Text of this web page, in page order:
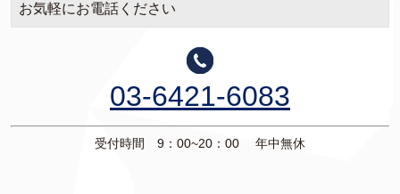
お気軽にお電話ください
03-6421-6083
受付時間 9：00~20：00 年中無休